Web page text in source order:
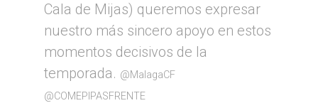
Cala de Mijas) queremos expresar
nuestro más sincero apoyo en estos
momentos decisivos de la
temporada. @MalagaCF
@COMEPIPASFRENTE